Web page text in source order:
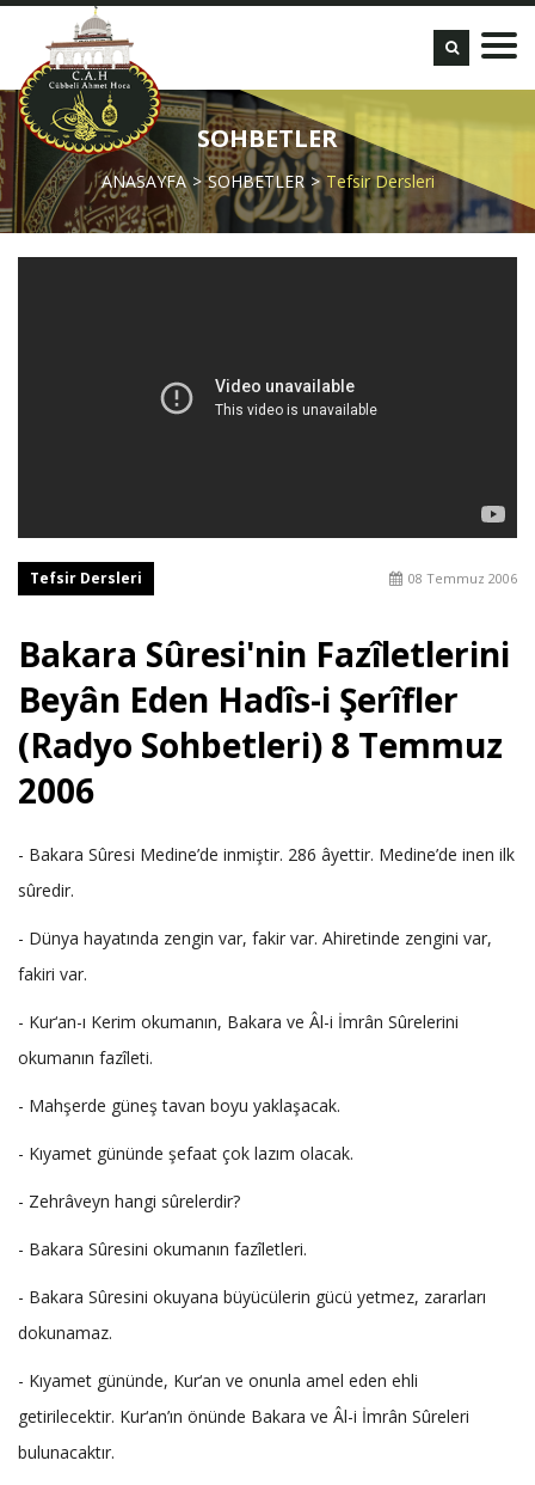
SOHBETLER
ANASAYFA SOHBETLER Tefsir Dersleri
Tefsir Dersleri 08 Temmuz 2006
Bakara Sûresi'nin Fazîletlerini
Beyân Eden Hadîs-i Şerîfler
(Radyo Sohbetleri) 8 Temmuz
2006
- Bakara Sûresi Medine’de inmiştir. 286 âyettir. Medine’de inen ilk
sûredir.
- Dünya hayatında zengin var, fakir var. Ahiretinde zengini var,
fakiri var.
- Kur‘an-ı Kerim okumanın, Bakara ve Âl-i İmrân Sûrelerini
okumanın fazîleti.
- Mahşerde güneş tavan boyu yaklaşacak.
- Kıyamet gününde şefaat çok lazım olacak.
- Zehrâveyn hangi sûrelerdir?
- Bakara Sûresini okumanın fazîletleri.
- Bakara Sûresini okuyana büyücülerin gücü yetmez, zararları
dokunamaz.
- Kıyamet gününde, Kur‘an ve onunla amel eden ehli
getirilecektir. Kur‘an’ın önünde Bakara ve Âl-i İmrân Sûreleri
bulunacaktır.